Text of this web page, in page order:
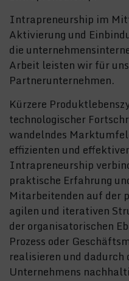
Intrapreneurship im
Aktivierung und
die
Arbeit leisten wir für
Partnerunternehmen.
Kürzere
technologischer
wandelndes
effizienten und
Intrapreneurship
praktische Erfahrung
Mitarbeitenden auf der
agilen und iterativen
der organisatorischen
Prozess oder
realisieren und
Unternehmens